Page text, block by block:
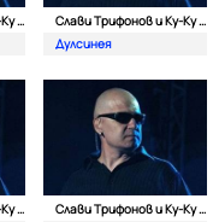
Слави Трифонов и Ку-Kу Бенд
Слави Трифонов и Ку-Kу Бенд
Дулсинея
Слави Трифонов и Ку-Kу Бенд
Слави Трифонов и Ку-Kу Бенд